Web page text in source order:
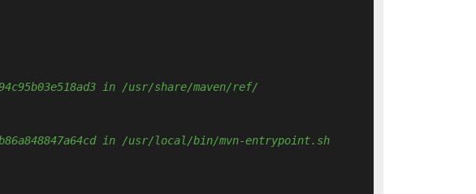
in /usr/share/maven/ref/
in /usr/local/bin/mvn-entrypoint.sh